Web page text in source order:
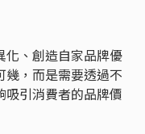
化、創造自家品牌優
，而是需要透過不
吸引消費者的品牌價